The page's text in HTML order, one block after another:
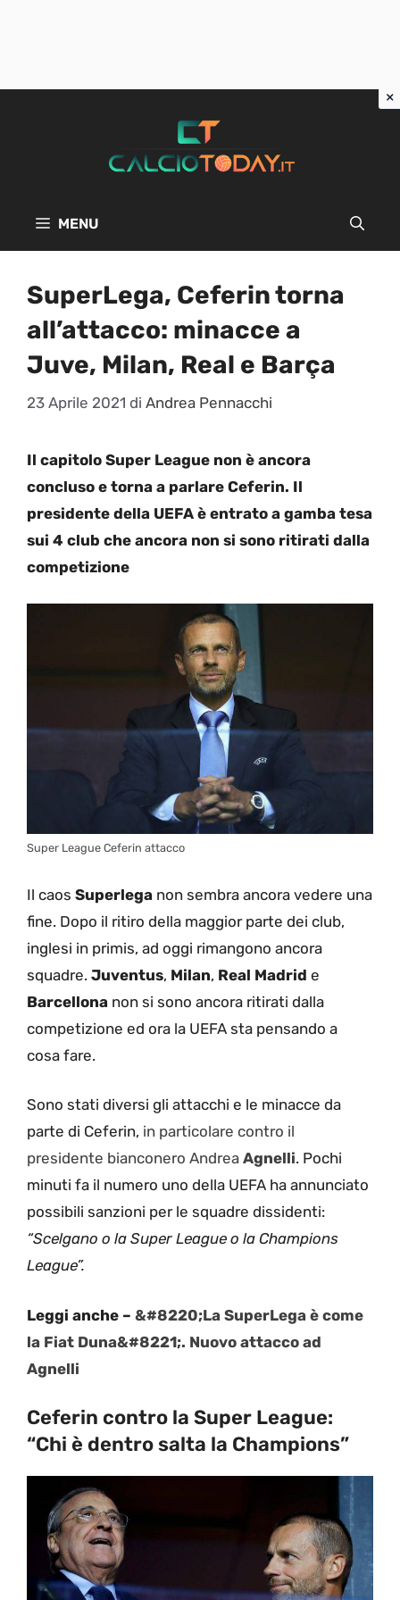
MENU
SuperLega, Ceferin torna
all’attacco: minacce a
Juve, Milan, Real e Barça
23 Aprile 2021 di Andrea Pennacchi
Il capitolo Super League non è ancora
concluso e torna a parlare Ceferin. Il
presidente della UEFA è entrato a gamba tesa
sui 4 club che ancora non si sono ritirati dalla
competizione
Super League Ceferin attacco
Il caos Superlega non sembra ancora vedere una
fine. Dopo il ritiro della maggior parte dei club,
inglesi in primis, ad oggi rimangono ancora
squadre. Juventus, Milan, Real Madrid e
Barcellona non si sono ancora ritirati dalla
competizione ed ora la UEFA sta pensando a
cosa fare.
Sono stati diversi gli attacchi e le minacce da
parte di Ceferin, in particolare contro il
presidente bianconero Andrea Agnelli. Pochi
minuti fa il numero uno della UEFA ha annunciato
possibili sanzioni per le squadre dissidenti:
“Scelgano o la Super League o la Champions
League”.
Leggi anche – &#8220;La SuperLega è come
la Fiat Duna&#8221;. Nuovo attacco ad
Agnelli
Ceferin contro la Super League:
“Chi è dentro salta la Champions”